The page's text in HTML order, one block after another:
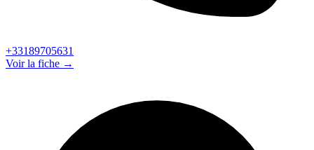
+33189705631
Voir la fiche →